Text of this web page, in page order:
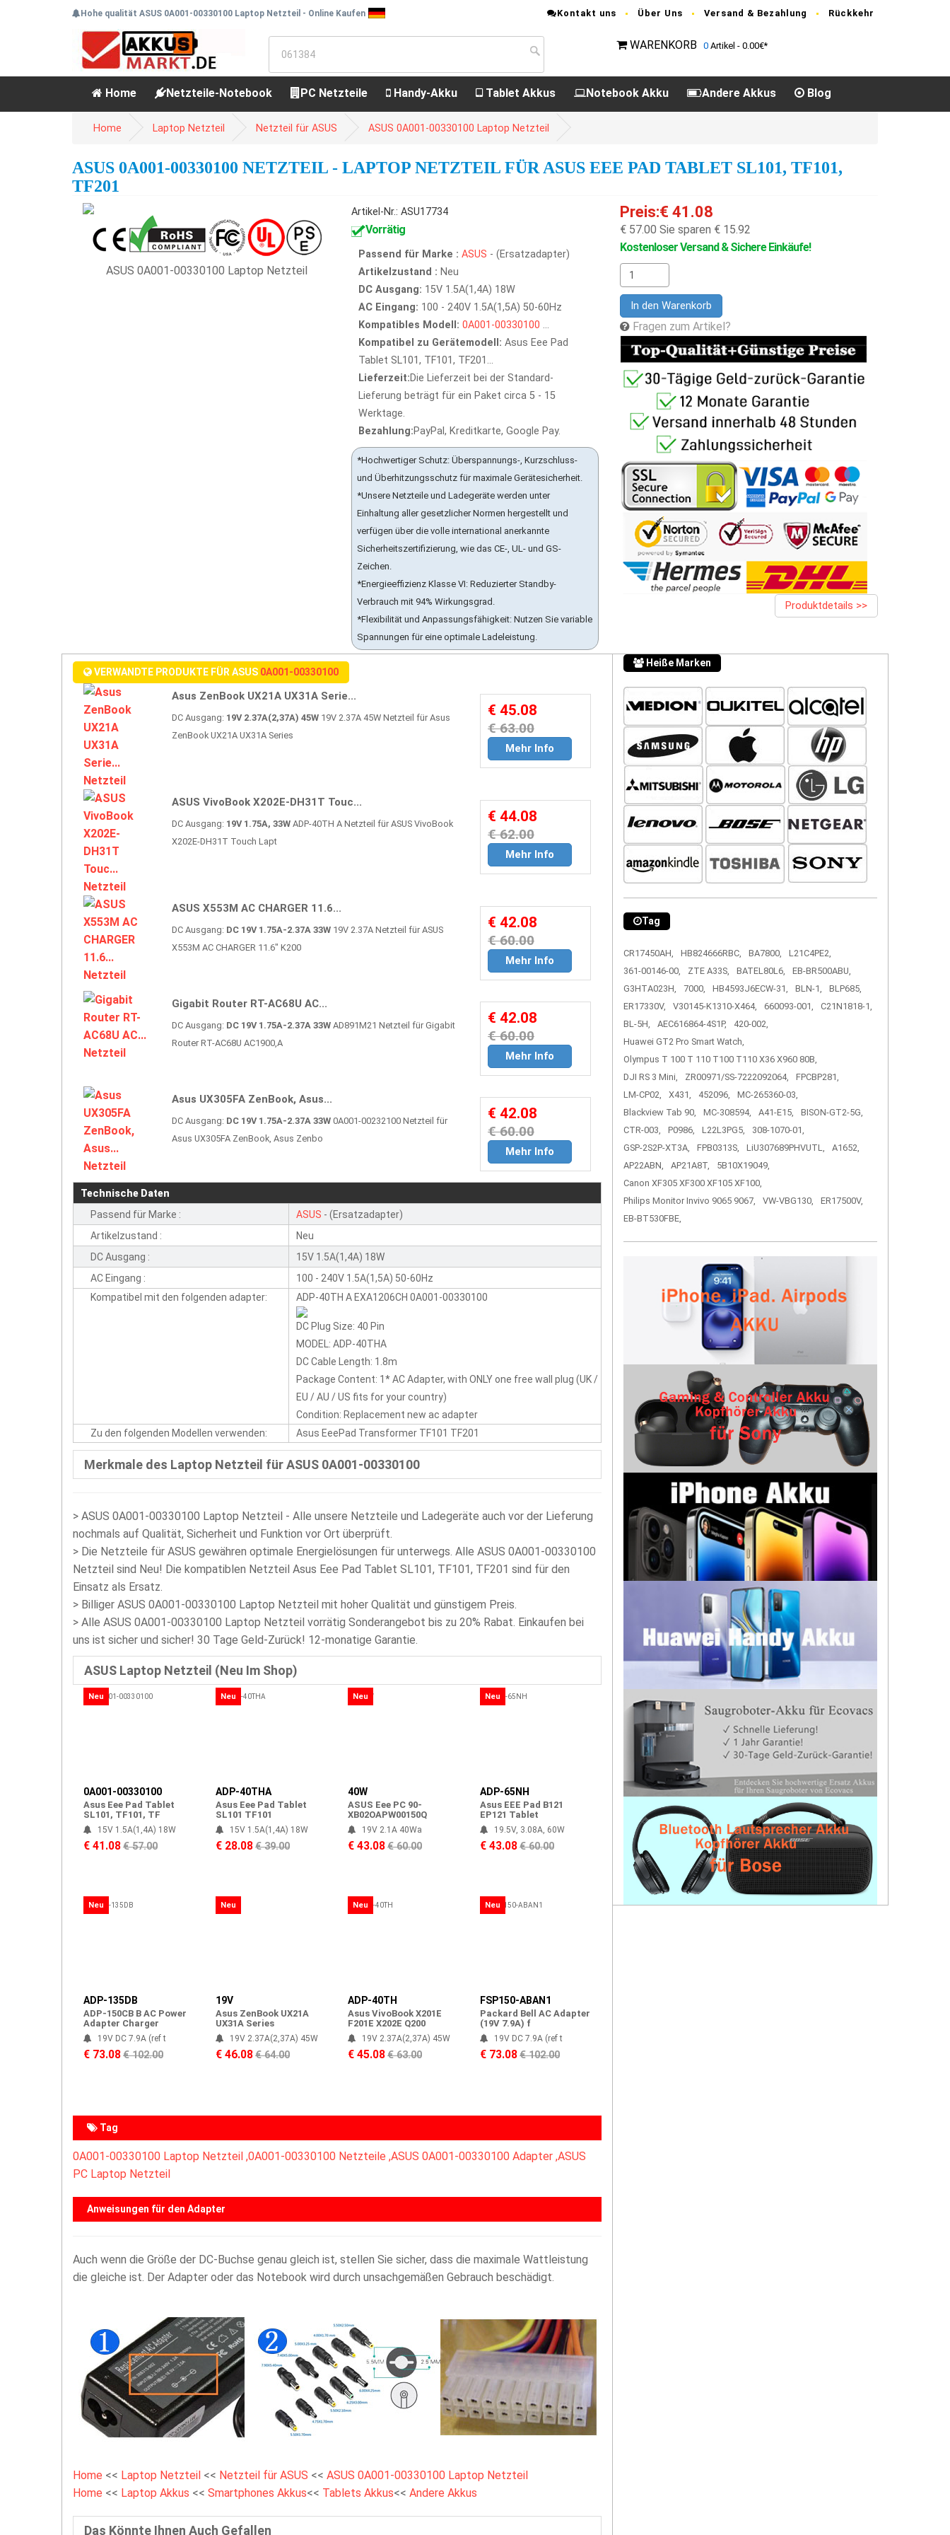
Hohe qualität ASUS 0A001-00330100 Laptop Netzteil - Online Kaufen Kontakt uns Über Uns Versand & Bezahlung Rückkehr
WARENKORB 0 Artikel - 0.00€*
Home Netzteile-Notebook PC Netzteile Handy-Akku Tablet Akkus Notebook Akku Andere Akkus Blog
Home Laptop Netzteil Netzteil für ASUS ASUS 0A001-00330100 Laptop Netzteil
ASUS 0A001-00330100 NETZTEIL - LAPTOP NETZTEIL FÜR ASUS EEE PAD TABLET SL101, TF101,
TF201
ASUS 0A001-00330100 Laptop Netzteil
Artikel-Nr.: ASU17734
Vorrätig
Passend für Marke : ASUS - (Ersatzadapter)
Artikelzustand : Neu
DC Ausgang: 15V 1.5A(1,4A) 18W
AC Eingang: 100 - 240V 1.5A(1,5A) 50-60Hz
Kompatibles Modell: 0A001-00330100 ...
Kompatibel zu Gerätemodell: Asus Eee Pad
Tablet SL101, TF101, TF201...
Lieferzeit:Die Lieferzeit bei der Standard-
Lieferung beträgt für ein Paket circa 5 - 15
Werktage.
Bezahlung:PayPal, Kreditkarte, Google Pay.
*Hochwertiger Schutz: Überspannungs-, Kurzschluss-
und Überhitzungsschutz für maximale Gerätesicherheit.
*Unsere Netzteile und Ladegeräte werden unter
Einhaltung aller gesetzlicher Normen hergestellt und
verfügen über die volle international anerkannte
Sicherheitszertifizierung, wie das CE-, UL- und GS-
Zeichen.
*Energieeffizienz Klasse VI: Reduzierter Standby-
Verbrauch mit 94% Wirkungsgrad.
*Flexibilität und Anpassungsfähigkeit: Nutzen Sie variable
Spannungen für eine optimale Ladeleistung.
Preis:€ 41.08
€ 57.00 Sie sparen € 15.92
Kostenloser Versand & Sichere Einkäufe!
In den Warenkorb
Fragen zum Artikel?
Produktdetails >>
VERWANDTE PRODUKTE FÜR ASUS 0A001-00330100
Asus ZenBook UX21A UX31A Serie...
DC Ausgang: 19V 2.37A(2,37A) 45W19V 2.37A 45W Netzteil für Asus
ZenBook UX21A UX31A Series
€ 45.08
€ 63.00
Mehr Info
ASUS VivoBook X202E-DH31T Touc...
DC Ausgang: 19V 1.75A, 33WADP-40TH A Netzteil für ASUS VivoBook
X202E-DH31T Touch Lapt
€ 44.08
€ 62.00
Mehr Info
ASUS X553M AC CHARGER 11.6...
DC Ausgang: DC 19V 1.75A-2.37A 33W19V 2.37A Netzteil für ASUS
X553M AC CHARGER 11.6" K200
€ 42.08
€ 60.00
Mehr Info
Gigabit Router RT-AC68U AC...
DC Ausgang: DC 19V 1.75A-2.37A 33WAD891M21 Netzteil für Gigabit
Router RT-AC68U AC1900,A
€ 42.08
€ 60.00
Mehr Info
Asus UX305FA ZenBook, Asus...
DC Ausgang: DC 19V 1.75A-2.37A 33W0A001-00232100 Netzteil für
Asus UX305FA ZenBook, Asus Zenbo
€ 42.08
€ 60.00
Mehr Info
Technische Daten
Passend für Marke :
ASUS - (Ersatzadapter)
Artikelzustand :
Neu
DC Ausgang :
15V 1.5A(1,4A) 18W
AC Eingang :
100 - 240V 1.5A(1,5A) 50-60Hz
Kompatibel mit den folgenden adapter:
ADP-40TH A EXA1206CH 0A001-00330100
DC Plug Size: 40 Pin
MODEL: ADP-40THA
DC Cable Length: 1.8m
Package Content: 1* AC Adapter, with ONLY one free wall plug (UK /
EU / AU / US fits for your country)
Condition: Replacement new ac adapter
Zu den folgenden Modellen verwenden:
Asus EeePad Transformer TF101 TF201
Merkmale des Laptop Netzteil für ASUS 0A001-00330100
> ASUS 0A001-00330100 Laptop Netzteil - Alle unsere Netzteile und Ladegeräte auch vor der Lieferung
nochmals auf Qualität, Sicherheit und Funktion vor Ort überprüft.
> Die Netzteile für ASUS gewähren optimale Energielösungen für unterwegs. Alle ASUS 0A001-00330100
Netzteil sind Neu! Die kompatiblen Netzteil Asus Eee Pad Tablet SL101, TF101, TF201 sind für den
Einsatz als Ersatz.
> Billiger ASUS 0A001-00330100 Laptop Netzteil mit hoher Qualität und günstigem Preis.
> Alle ASUS 0A001-00330100 Laptop Netzteil vorrätig Sonderangebot bis zu 20% Rabat. Einkaufen bei
uns ist sicher und sicher! 30 Tage Geld-Zurück! 12-monatige Garantie.
ASUS Laptop Netzteil (Neu Im Shop)
Neu
0A001-00330100
Asus Eee Pad Tablet
SL101, TF101, TF
15V 1.5A(1,4A) 18W
€ 41.08€ 57.00
Neu
ADP-40THA
Asus Eee Pad Tablet
SL101 TF101
15V 1.5A(1,4A) 18W
€ 28.08€ 39.00
Neu
40W
ASUS Eee PC 90-
XB02OAPW00150Q
19V 2.1A 40Wa
€ 43.08€ 60.00
Neu
ADP-65NH
Asus EEE Pad B121
EP121 Tablet
19.5V, 3.08A, 60W
€ 43.08€ 60.00
Neu
ADP-135DB
ADP-150CB B AC Power
Adapter Charger
19V DC 7.9A (ref t
€ 73.08€ 102.00
Neu
19V
Asus ZenBook UX21A
UX31A Series
19V 2.37A(2,37A) 45W
€ 46.08€ 64.00
Neu
ADP-40TH
Asus VivoBook X201E
F201E X202E Q200
19V 2.37A(2,37A) 45W
€ 45.08€ 63.00
Neu
FSP150-ABAN1
Packard Bell AC Adapter
(19V 7.9A) f
19V DC 7.9A (ref t
€ 73.08€ 102.00
Tag
0A001-00330100 Laptop Netzteil ,0A001-00330100 Netzteile ,ASUS 0A001-00330100 Adapter ,ASUS
PC Laptop Netzteil
Anweisungen für den Adapter
Auch wenn die Größe der DC-Buchse genau gleich ist, stellen Sie sicher, dass die maximale Wattleistung
die gleiche ist. Der Adapter oder das Notebook wird durch unsachgemäßen Gebrauch beschädigt.
Home << Laptop Netzteil << Netzteil für ASUS << ASUS 0A001-00330100 Laptop Netzteil
Home << Laptop Akkus << Smartphones Akkus<< Tablets Akkus<< Andere Akkus
Das Könnte Ihnen Auch Gefallen
Heiße Marken
Tag
CR17450AH, HB824666RBC, BA7800,
L21C4PE2,
361-00146-00,
ZTE A33S, BATEL80L6,
EB-BR500ABU,
G3HTA023H,
7000, HB4593J6ECW-31, BLN-1,
BLP685,
ER17330V,
V30145-K1310-X464, 660093-001,
C21N1818-1,
BL-5H,
AEC616864-4S1P,
420-002,
Huawei GT2 Pro Smart Watch,
Olympus T 100 T 110 T100 T110 X36 X960 80B,
DJI RS 3 Mini,
ZR00971/SS-7222092064,
FPCBP281,
LM-CP02,
X431, 452096,
MC-265360-03,
Blackview Tab 90,
MC-308594, A41-E15,
BISON-GT2-5G,
CTR-003,
P0986, L22L3PG5,
308-1070-01,
GSP-2S2P-XT3A,
FPB0313S, LiU307689PHVUTL,
A1652,
AP22ABN,
AP21A8T,
5B10X19049,
Canon XF305 XF300 XF105 XF100,
Philips Monitor Invivo 9065 9067,
VW-VBG130,
ER17500V,
EB-BT530FBE,